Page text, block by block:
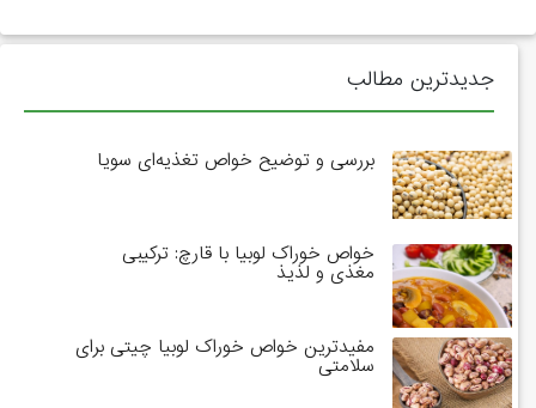
جدیدترین مطالب
بررسی و توضیح خواص تغذیه‌ای سویا
خواص خوراک لوبیا با قارچ: ترکیبی
مغذی و لذیذ
مفیدترین خواص خوراک لوبیا چیتی برای
سلامتی